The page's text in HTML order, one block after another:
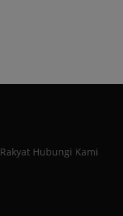
Hubungi Kami